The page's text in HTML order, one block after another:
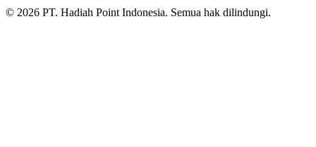
© 2026 PT. Hadiah Point Indonesia. Semua hak dilindungi.